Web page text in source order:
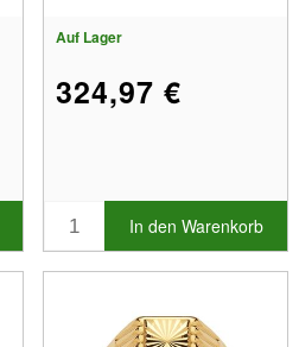
Auf Lager
324,97 €
In den Warenkorb